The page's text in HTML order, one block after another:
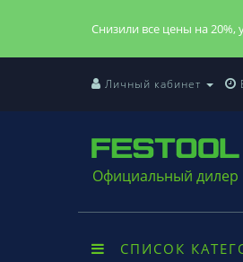
Снизили все цены на 20%,
Личный кабинет
Официальный дилер
СПИСОК